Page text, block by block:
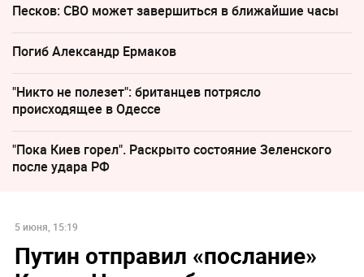
Песков: СВО может завершиться в ближайшие часы
Погиб Александр Ермаков
"Никто не полезет": британцев потрясло
происходящее в Одессе
"Пока Киев горел". Раскрыто состояние Зеленского
после удара РФ
5 июня, 15:19
Путин отправил «послание»